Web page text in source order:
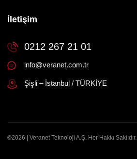
İletişim
0212 267 21 01
info@veranet.com.tr
Şişli – İstanbul / TÜRKİYE
©2026 | Veranet Teknoloji A.Ş. Her Hakkı Saklıdır.